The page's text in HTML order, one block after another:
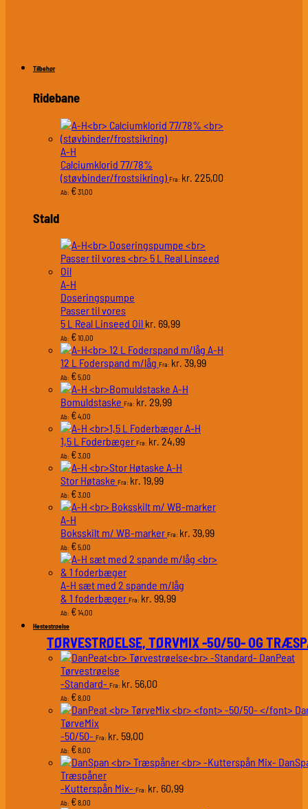
Tilbehør
Ridebane
A-H
Calciumklorid 77/78%
(støvbinder/frostsikring) Fra: kr. 225,00
Ab: €31,00
Stald
A-H
Doseringspumpe
Passer til vores
5 L Real Linseed Oil kr. 69,99
Ab: €10,00
A-H
12 L Foderspand m/låg Fra: kr. 39,99
Ab: €5,00
A-H
Bomuldstaske Fra: kr. 29,99
Ab: €4,00
A-H
1,5 L Foderbæger Fra: kr. 24,99
Ab: €3,00
A-H
Stor Høtaske Fra: kr. 19,99
Ab: €3,00
A-H
Boksskilt m/ WB-marker Fra: kr. 39,99
Ab: €5,00
A-H sæt med 2 spande m/låg
& 1 foderbæger Fra: kr. 99,99
Ab: €14,00
Hestestrøelse
TØRVESTRØELSE, TØRVMIX -50/50- OG
DanPeat
Tørvestrøelse
-Standard- Fra: kr. 56,00
Ab: €8,00
TørveMix
-50/50- Fra: kr. 59,00
Ab: €8,00
Træspåner
-Kutterspån Mix- Fra: kr. 60,99
Ab: €8,00